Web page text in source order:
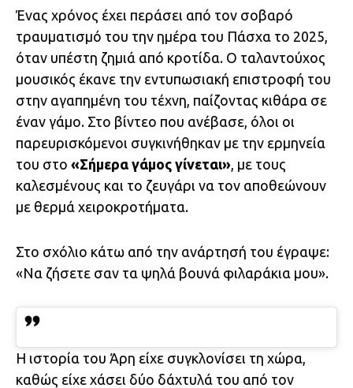
Ένας χρόνος έχει περάσει από τον σοβαρό
τραυματισμό του την ημέρα του Πάσχα το 2025,
όταν υπέστη ζημιά από κροτίδα. Ο ταλαντούχος
μουσικός έκανε την εντυπωσιακή επιστροφή του
στην αγαπημένη του τέχνη, παίζοντας κιθάρα σε
έναν γάμο. Στο βίντεο που ανέβασε, όλοι οι
παρευρισκόμενοι συγκινήθηκαν με την ερμηνεία
του στο «Σήμερα γάμος γίνεται» , με τους
καλεσμένους και το ζευγάρι να τον αποθεώνουν
με θερμά χειροκροτήματα.
Στο σχόλιο κάτω από την ανάρτησή του έγραψε:
«Να ζήσετε σαν τα ψηλά βουνά φιλαράκια μου».
Η ιστορία του Άρη είχε συγκλονίσει τη χώρα,
καθώς είχε χάσει δύο δάχτυλά του από τον